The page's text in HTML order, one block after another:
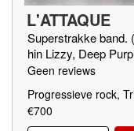
L'ATTAQUE
Superstrakke band.
hin Lizzy, Deep
Geen reviews
Progressieve rock,
€700